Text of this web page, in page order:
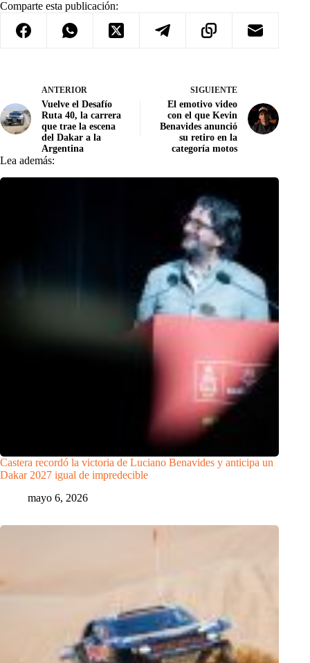
Comparte esta publicación:
ANTERIOR
Vuelve el Desafío
Ruta 40, la carrera
que trae la escena
del Dakar a la
Argentina
SIGUIENTE
El emotivo video
con el que Kevin
Benavides anunció
su retiro en la
categoría motos
Lea además:
Castera recordó la victoria de Luciano Benavides y anticipa un
Dakar 2027 igual de impredecible
mayo 6, 2026